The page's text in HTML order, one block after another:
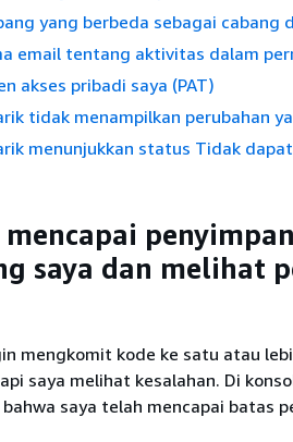
yang berbeda sebagai cabang
email tentang aktivitas dalam
akses pribadi saya (PAT)
tidak menampilkan perubahan
menunjukkan status Tidak
mencapai
saya dan melihat
mengkomit kode ke satu atau
saya melihat kesalahan. Di
saya telah mencapai batas